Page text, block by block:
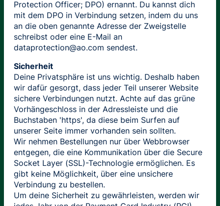
Protection Officer; DPO) ernannt. Du kannst dich
mit dem DPO in Verbindung setzen, indem du uns
an die oben genannte Adresse der Zweigstelle
schreibst oder eine E-Mail an
dataprotection@ao.com sendest.
Sicherheit
Deine Privatsphäre ist uns wichtig. Deshalb haben
wir dafür gesorgt, dass jeder Teil unserer Website
sichere Verbindungen nutzt. Achte auf das grüne
Vorhängeschloss in der Adressleiste und die
Buchstaben 'https', da diese beim Surfen auf
unserer Seite immer vorhanden sein sollten.
Wir nehmen Bestellungen nur über Webbrowser
entgegen, die eine Kommunikation über die Secure
Socket Layer (SSL)-Technologie ermöglichen. Es
gibt keine Möglichkeit, über eine unsichere
Verbindung zu bestellen.
Um deine Sicherheit zu gewährleisten, werden wir